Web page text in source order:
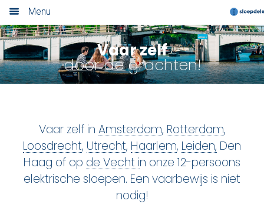
Menu
Home
Nieuwsoverzicht
Locaties
Amsterdam
Utrecht
Vaar zelf
door de grachten!
Vaar zelf in Amsterdam, Rotterdam,
Loosdrecht, Utrecht, Haarlem, Leiden, Den
Haag of op de Vecht in onze 12-persoons
elektrische sloepen. Een vaarbewijs is niet
nodig!